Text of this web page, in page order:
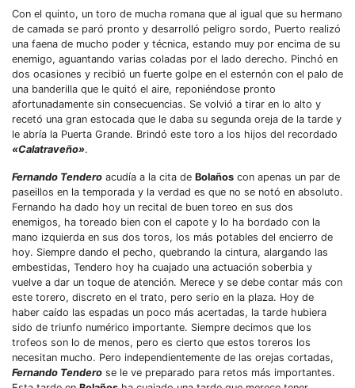
Con el quinto, un toro de mucha romana que al igual que su hermano
de camada se paró pronto y desarrolló peligro sordo, Puerto realizó
una faena de mucho poder y técnica, estando muy por encima de su
enemigo, aguantando varias coladas por el lado derecho. Pinchó en
dos ocasiones y recibió un fuerte golpe en el esternón con el palo de
una banderilla que le quitó el aire, reponiéndose pronto
afortunadamente sin consecuencias. Se volvió a tirar en lo alto y
recetó una gran estocada que le daba su segunda oreja de la tarde y
le abría la Puerta Grande. Brindó este toro a los hijos del recordado
«Calatraveño».
Fernando Tendero acudía a la cita de Bolaños con apenas un par de
paseillos en la temporada y la verdad es que no se notó en absoluto.
Fernando ha dado hoy un recital de buen toreo en sus dos
enemigos, ha toreado bien con el capote y lo ha bordado con la
mano izquierda en sus dos toros, los más potables del encierro de
hoy. Siempre dando el pecho, quebrando la cintura, alargando las
embestidas, Tendero hoy ha cuajado una actuación soberbia y
vuelve a dar un toque de atención. Merece y se debe contar más con
este torero, discreto en el trato, pero serio en la plaza. Hoy de
haber caído las espadas un poco más acertadas, la tarde hubiera
sido de triunfo numérico importante. Siempre decimos que los
trofeos son lo de menos, pero es cierto que estos toreros los
necesitan mucho. Pero independientemente de las orejas cortadas,
Fernando Tendero se le ve preparado para retos más importantes.